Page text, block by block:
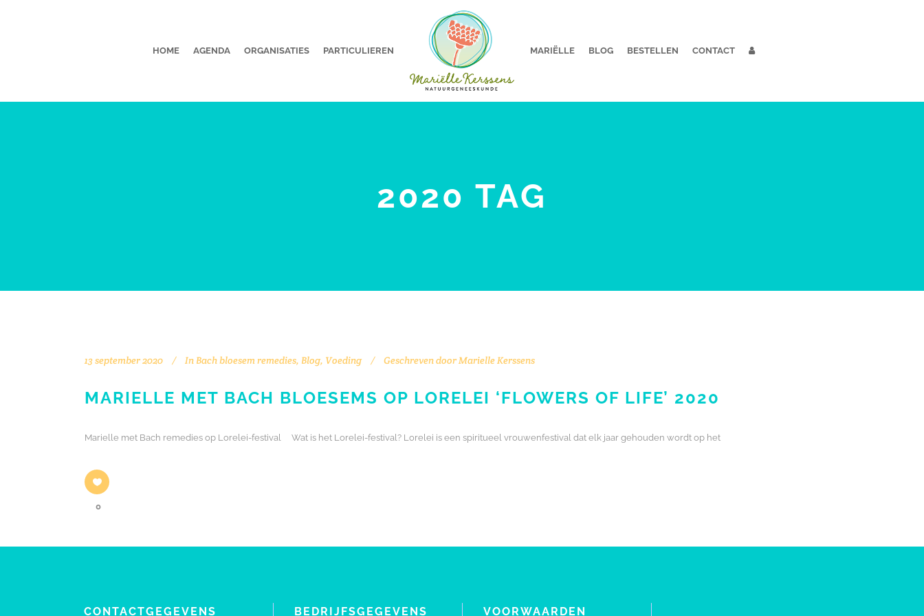
HOME AGENDA ORGANISATIES PARTICULIEREN MARIËLLE BLOG BESTELLEN CONTACT
2020 TAG
13 september 2020 In Bach bloesem remedies, Blog, Voeding Geschreven doorMarielle Kerssens
MARIELLE MET BACH BLOESEMS OP LORELEI ‘FLOWERS OF LIFE’ 2020
Marielle met Bach remedies op Lorelei-festival Wat is het Lorelei-festival? Lorelei is een spiritueel vrouwenfestival dat elk jaar gehouden wordt op het
0
CONTACTGEGEVENS BEDRIJFSGEGEVENS VOORWAARDEN